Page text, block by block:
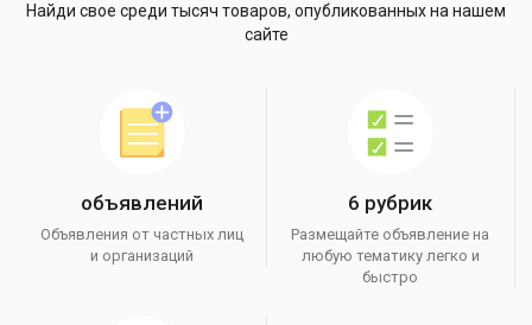
Найди свое среди тысяч товаров, опубликованных на нашем
сайте
объявлений
Объявления от частных лиц
и организаций
6 рубрик
Размещайте объявление на
любую тематику легко и
быстро